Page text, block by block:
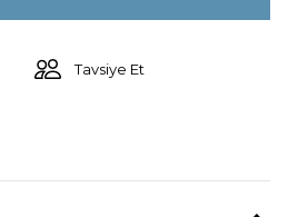
Tavsiye Et